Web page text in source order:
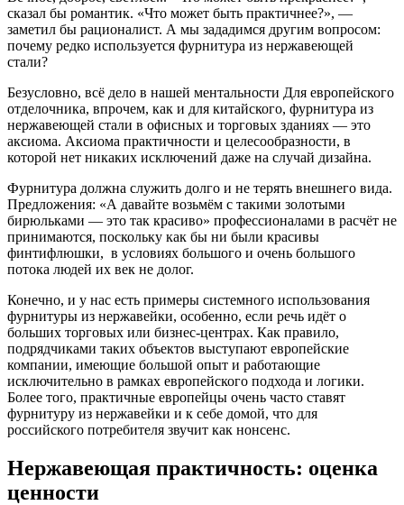
сказал бы романтик. «Что может быть практичнее?», —
заметил бы рационалист. А мы зададимся другим вопросом:
почему редко используется фурнитура из нержавеющей
стали?
Безусловно, всё дело в нашей ментальности Для европейского
отделочника, впрочем, как и для китайского, фурнитура из
нержавеющей стали в офисных и торговых зданиях — это
аксиома. Аксиома практичности и целесообразности, в
которой нет никаких исключений даже на случай дизайна.
Фурнитура должна служить долго и не терять внешнего вида.
Предложения: «А давайте возьмём с такими золотыми
бирюльками — это так красиво» профессионалами в расчёт не
принимаются, поскольку как бы ни были красивы
финтифлюшки, в условиях большого и очень большого
потока людей их век не долог.
Конечно, и у нас есть примеры системного использования
фурнитуры из нержавейки, особенно, если речь идёт о
больших торговых или бизнес-центрах. Как правило,
подрядчиками таких объектов выступают европейские
компании, имеющие большой опыт и работающие
исключительно в рамках европейского подхода и логики.
Более того, практичные европейцы очень часто ставят
фурнитуру из нержавейки и к себе домой, что для
российского потребителя звучит как нонсенс.
Нержавеющая практичность: оценка
ценности